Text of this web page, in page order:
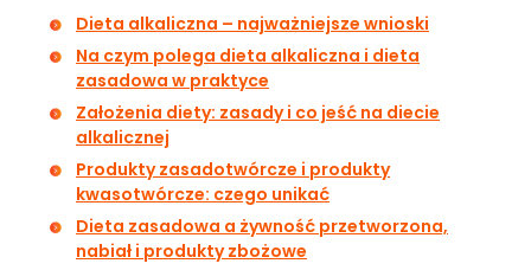
Dieta alkaliczna – najważniejsze wnioski
Na czym polega dieta alkaliczna i dieta
zasadowa w praktyce
Założenia diety: zasady i co jeść na diecie
alkalicznej
Produkty zasadotwórcze i produkty
kwasotwórcze: czego unikać
Dieta zasadowa a żywność przetworzona,
nabiał i produkty zbożowe